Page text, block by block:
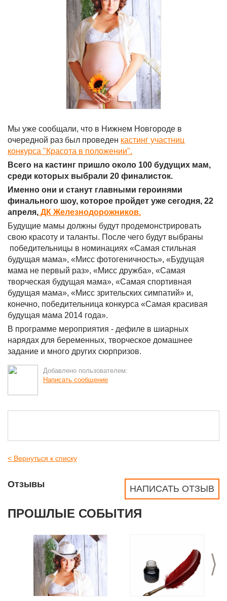
Мы уже сообщали, что в Нижнем Новгороде в
очередной раз был проведен кастинг участниц
конкурса "Красота в положении".
Всего на кастинг пришло около 100 будущих мам,
среди которых выбрали 20 финалисток.
Именно они и станут главными героинями
финального шоу, которое пройдет уже сегодня, 22
апреля, ДК Железнодорожников.
Будущие мамы должны будут продемонстрировать
свою красоту и таланты. После чего будут выбраны
победительницы в номинациях «Самая стильная
будущая мама», «Мисс фотогеничность», «Будущая
мама не первый раз», «Мисс дружба», «Самая
творческая будущая мама», «Самая спортивная
будущая мама», «Мисс зрительских симпатий» и,
конечно, победительница конкурса «Самая красивая
будущая мама 2014 года».
В программе мероприятия - дефиле в шиарных
нарядах для беременных, творческое домашнее
задание и много других сюрпризов.
Добавлено пользователем:
Написать сообщение
< Вернуться к списку
НАПИСАТЬ ОТЗЫВ
Отзывы
ПРОШЛЫЕ СОБЫТИЯ
>